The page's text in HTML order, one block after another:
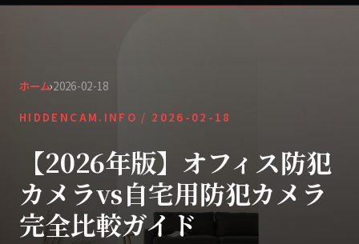
ホーム›2026-02-18
HIDDENCAM.INFO / 2026-02-18
【2026年版】オフィス防犯
カメラvs自宅用防犯カメラ
完全比較ガイド